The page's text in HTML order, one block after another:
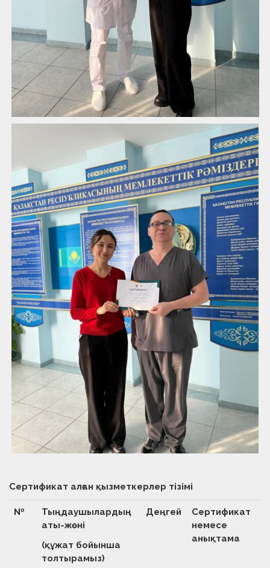
Сертификат алған қызметкерлер тізімі
№
Тыңдаушылардың
аты-жөні
(құжат бойынша
толтырамыз)
Деңгей
Сертификат
немесе
анықтама